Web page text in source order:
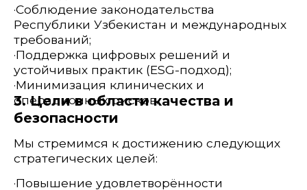
·Повышение удовлетворённости
пациентов на всех этапах оказания
помощи;
·Минимизация ошибок и инцидентов в
клинической и административной
деятельности;
·Соблюдение всех санитарно-
гигиенических, правовых и этических норм;
·Своевременная идентификация и
управление рисками;
между подразделениями;
·Участие каждого сотрудника в развитии
культуры безопасности и улучшений.
4. Обязательства руководства